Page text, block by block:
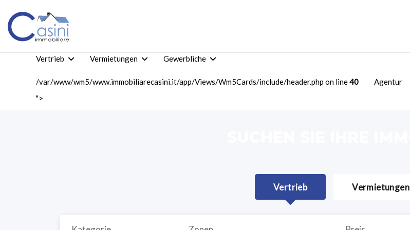
Vertrieb Vermietungen Gewerbliche
/var/www/wm5/www.immobiliarecasini.it/app/Views/Wm5Cards/include/header.php on line40
">
Agentur
Vertrieb Vermietungen